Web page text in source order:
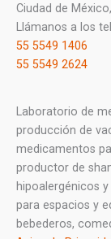
Ciudad de
Llámanos a los
55 5549 1406
55 5549 2624
Laboratorio de
producción de
medicamentos
productor de
hipoalergénicos
para espacios y
bebederos,